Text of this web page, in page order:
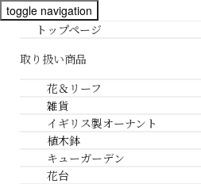
toggle navigation
トップページ
取り扱い商品
花＆リーフ
雑貨
イギリス製オーナント
植木鉢
キューガーデン
花台